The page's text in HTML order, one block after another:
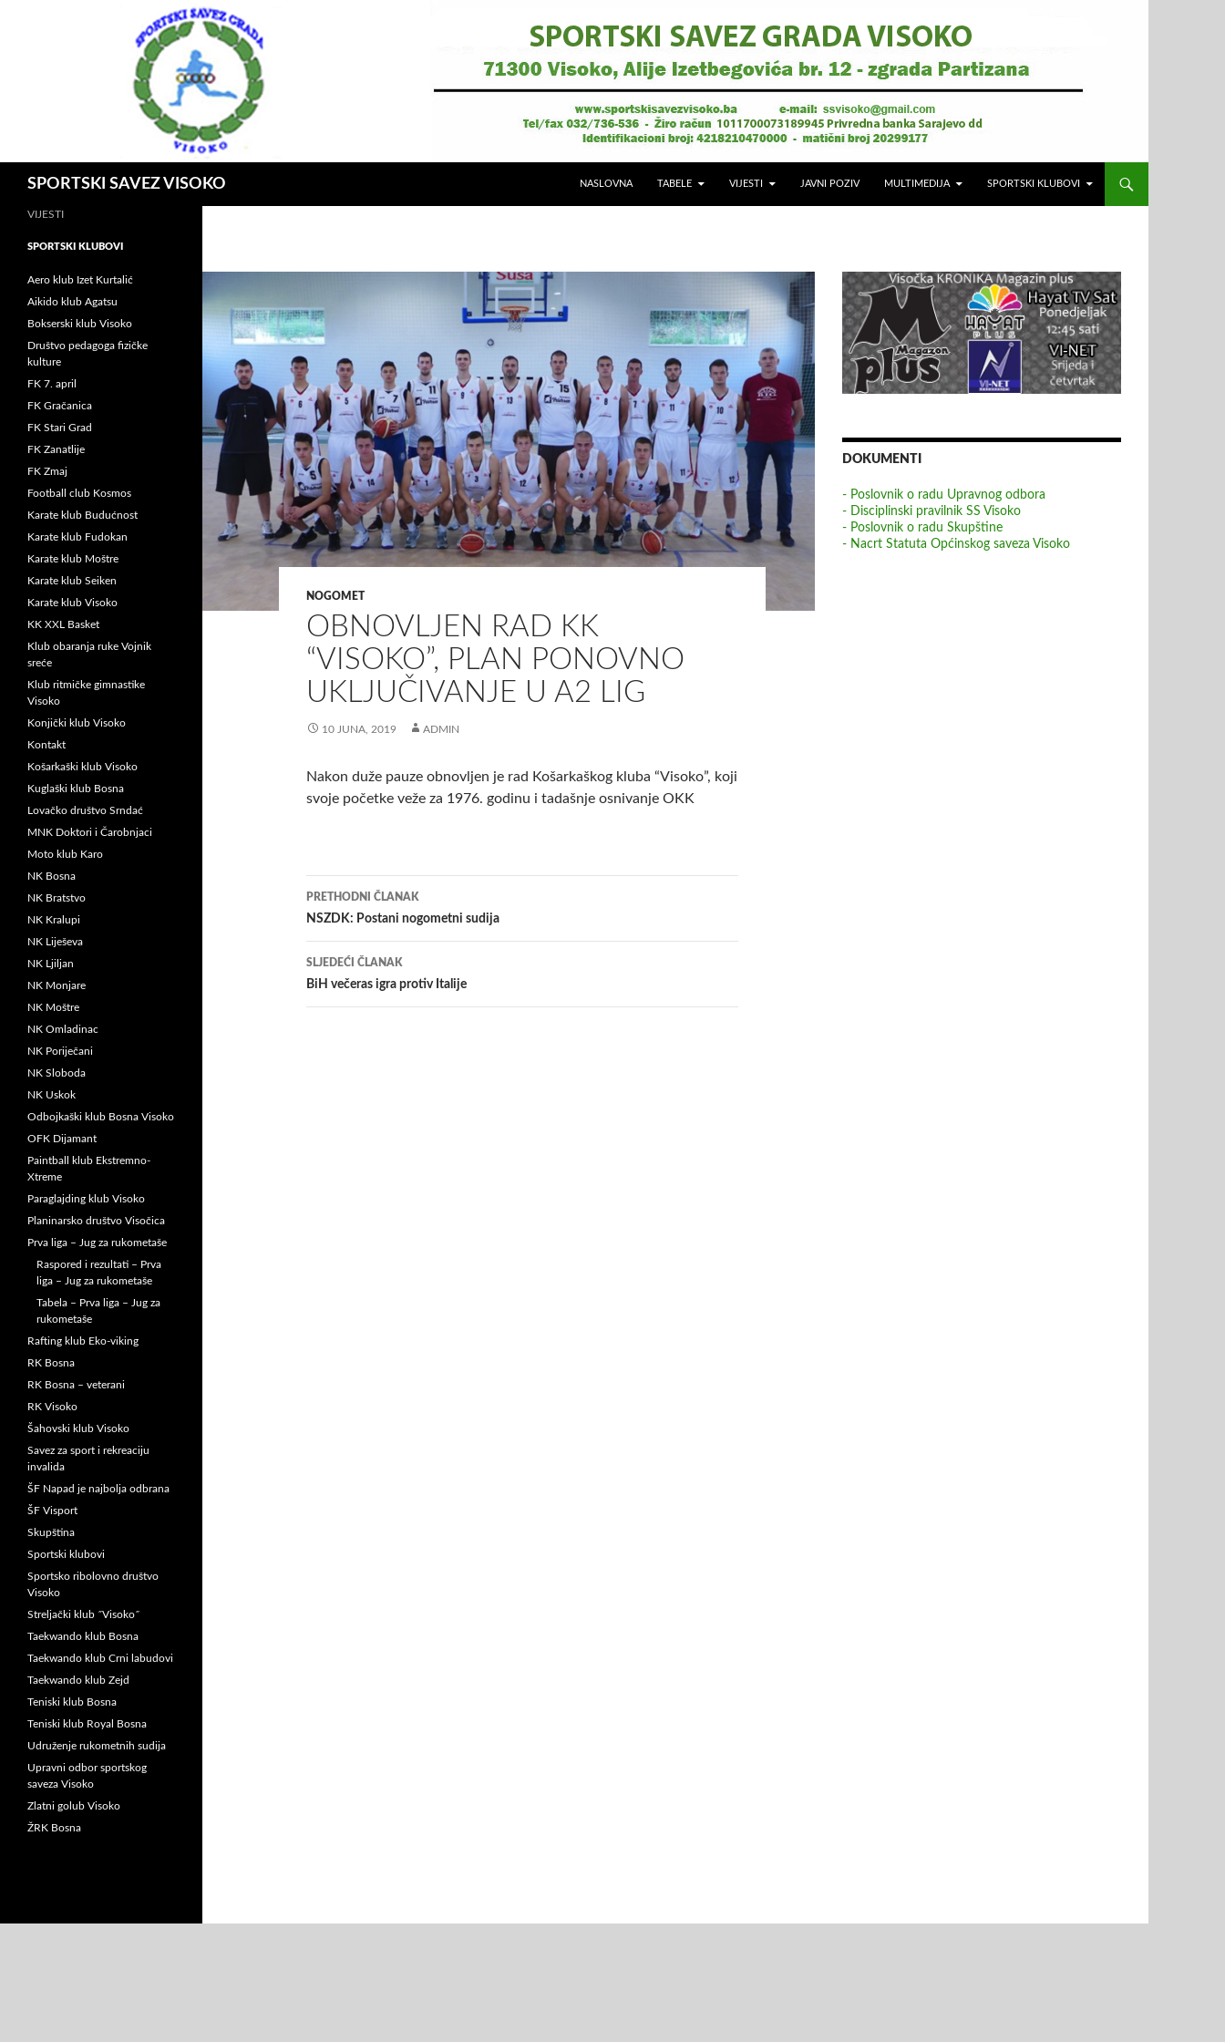
SPORTSKI SAVEZ VISOKO NASLOVNA TABELE VIJESTI JAVNI POZIV MULTIMEDIJA SPORTSKI KLUBOVI
NOGOMET
OBNOVLJEN RAD KK
“VISOKO”, PLAN PONOVNO
UKLJUČIVANJE U A2 LIG
10 JUNA, 2019 ADMIN
Nakon duže pauze obnovljen je rad Košarkaškog kluba “Visoko”, koji
svoje početke veže za 1976. godinu i tadašnje osnivanje OKK
Navigacija
članaka
PRETHODNI ČLANAK
NSZDK: Postani nogometni sudija
SLJEDEĆI ČLANAK
BiH večeras igra protiv Italije
DOKUMENTI
- Poslovnik o radu Upravnog odbora
- Disciplinski pravilnik SS Visoko
- Poslovnik o radu Skupštine
- Nacrt Statuta Općinskog saveza Visoko
VIJESTI
SPORTSKI KLUBOVI
Aero klub Izet Kurtalić
Aikido klub Agatsu
Bokserski klub Visoko
Društvo pedagoga fizičke
kulture
FK 7. april
FK Gračanica
FK Stari Grad
FK Zanatlije
FK Zmaj
Football club Kosmos
Karate klub Budućnost
Karate klub Fudokan
Karate klub Moštre
Karate klub Seiken
Karate klub Visoko
KK XXL Basket
Klub obaranja ruke Vojnik
sreće
Klub ritmičke gimnastike
Visoko
Konjički klub Visoko
Kontakt
Košarkaški klub Visoko
Kuglaški klub Bosna
Lovačko društvo Srndać
MNK Doktori i Čarobnjaci
Moto klub Karo
NK Bosna
NK Bratstvo
NK Kralupi
NK Liješeva
NK Ljiljan
NK Monjare
NK Moštre
NK Omladinac
NK Poriječani
NK Sloboda
NK Uskok
Odbojkaški klub Bosna Visoko
OFK Dijamant
Paintball klub Ekstremno-
Xtreme
Paraglajding klub Visoko
Planinarsko društvo Visočica
Prva liga – Jug za rukometaše
Raspored i rezultati – Prva
liga – Jug za rukometaše
Tabela – Prva liga – Jug za
rukometaše
Rafting klub Eko-viking
RK Bosna
RK Bosna – veterani
RK Visoko
Šahovski klub Visoko
Savez za sport i rekreaciju
invalida
ŠF Napad je najbolja odbrana
ŠF Visport
Skupština
Sportski klubovi
Sportsko ribolovno društvo
Visoko
Streljački klub ˝Visoko˝
Taekwando klub Bosna
Taekwando klub Crni labudovi
Taekwando klub Zejd
Teniski klub Bosna
Teniski klub Royal Bosna
Udruženje rukometnih sudija
Upravni odbor sportskog
saveza Visoko
Zlatni golub Visoko
ŽRK Bosna